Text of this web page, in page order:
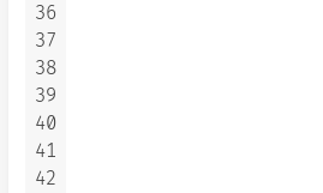
36
37
38
39
40
41
42